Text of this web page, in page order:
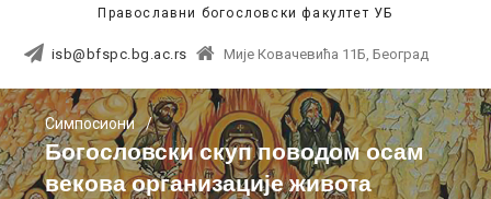
Православни богословски факултет УБ
isb@bfspc.bg.ac.rs Мије Ковачевића 11Б, Београд
Симпосиони
Богословски скуп поводом осам
векова организације живота